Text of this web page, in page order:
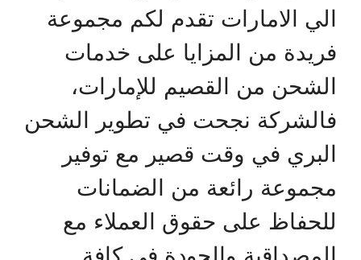
الي الامارات تقدم لكم مجموعة
فريدة من المزايا على خدمات
الشحن من القصيم للإمارات،
فالشركة نجحت في تطوير الشحن
البري في وقت قصير مع توفير
مجموعة رائعة من الضمانات
للحفاظ على حقوق العملاء مع